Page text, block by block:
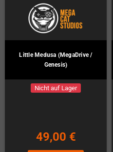
Little Medusa (MegaDrive /
Genesis)
Nicht auf Lager
49,00 €